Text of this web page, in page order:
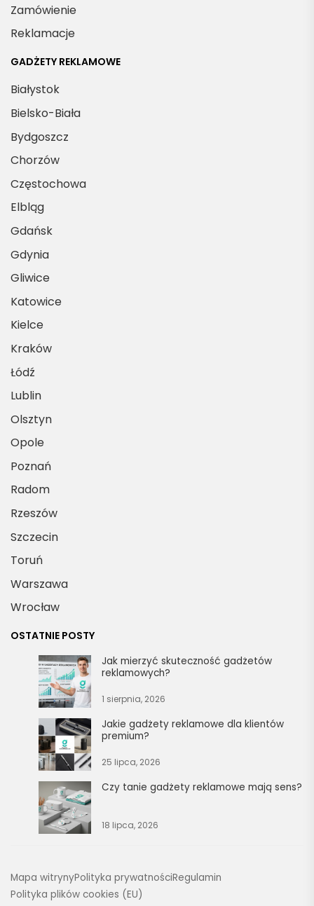
Zamówienie
Reklamacje
GADŻETY REKLAMOWE
Białystok
Bielsko-Biała
Bydgoszcz
Chorzów
Częstochowa
Elbląg
Gdańsk
Gdynia
Gliwice
Katowice
Kielce
Kraków
Łódź
Lublin
Olsztyn
Opole
Poznań
Radom
Rzeszów
Szczecin
Toruń
Warszawa
Wrocław
OSTATNIE POSTY
Jak mierzyć skuteczność gadżetów
reklamowych?
1 sierpnia, 2026
Jakie gadżety reklamowe dla klientów
premium?
25 lipca, 2026
Czy tanie gadżety reklamowe mają sens?
18 lipca, 2026
Mapa witrynyPolityka prywatnościRegulamin
Polityka plików cookies (EU)